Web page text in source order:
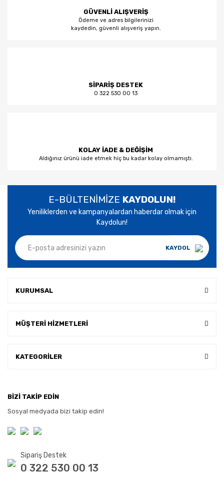
GÜVENLİ ALIŞVERİŞ
Ödeme ve adres bilgilerinizi
kaydedin, güvenli alışveriş yapın.
SİPARİŞ DESTEK
0 322 530 00 13
KOLAY İADE & DEĞİŞİM
Aldığınız ürünü iade etmek hiç bu kadar kolay olmamıştı.
E-BÜLTENİMİZE KAYDOLUN!
Yeniliklerden ve kampanyalardan haberdar olmak için
Kaydolun!
KAYDOL
KURUMSAL
MÜŞTERİ HİZMETLERİ
KATEGORİLER
BİZİ TAKİP EDİN
Sosyal medyada bizi takip edin!
Sipariş Destek
0 322 530 00 13